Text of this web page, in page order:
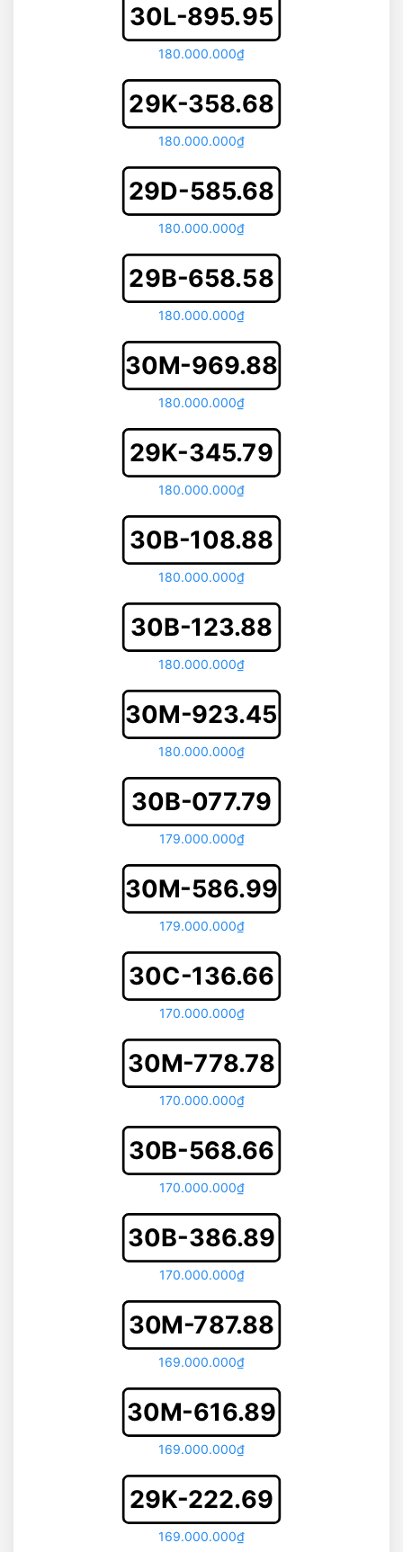
30L-895.95
180.000.000₫
29K-358.68
180.000.000₫
29D-585.68
180.000.000₫
29B-658.58
180.000.000₫
30M-969.88
180.000.000₫
29K-345.79
180.000.000₫
30B-108.88
180.000.000₫
30B-123.88
180.000.000₫
30M-923.45
180.000.000₫
30B-077.79
179.000.000₫
30M-586.99
179.000.000₫
30C-136.66
170.000.000₫
30M-778.78
170.000.000₫
30B-568.66
170.000.000₫
30B-386.89
170.000.000₫
30M-787.88
169.000.000₫
30M-616.89
169.000.000₫
29K-222.69
169.000.000₫